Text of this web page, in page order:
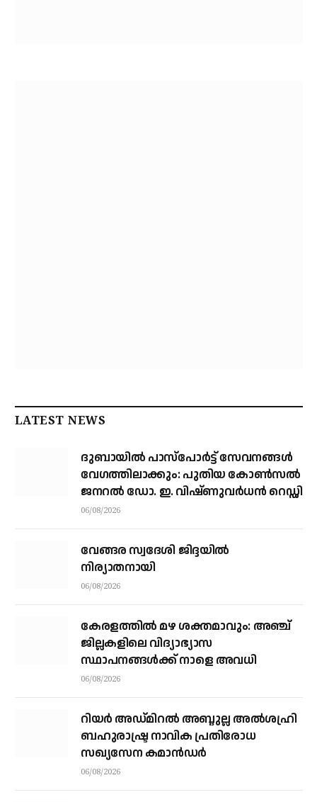
LATEST NEWS
ദുബായിൽ പാസ്‌പോർട്ട് സേവനങ്ങൾ
വേഗത്തിലാക്കും: പുതിയ കോൺസൽ
ജനറൽ ഡോ. ഇ. വിഷ്ണുവർധൻ റെഡ്ഡി
06/08/2026
വേങ്ങര സ്വദേശി ജിദ്ദയിൽ
നിര്യാതനായി
06/08/2026
കേരളത്തില്‍ മഴ ശക്തമാവും: അഞ്ച്
ജില്ലകളിലെ വിദ്യാഭ്യാസ
സ്ഥാപനങ്ങള്‍ക്ക് നാളെ അവധി
06/08/2026
റിയര്‍ അഡ്മിറല്‍ അബ്ദുല്ല അല്‍ശഹ്രി
ബഹുരാഷ്ട്ര നാവിക പ്രതിരോധ
സഖ്യസേന കമാന്‍ഡര്‍
06/08/2026